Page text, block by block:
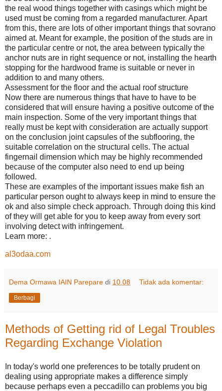
the real wood things together with casings which might be
used must be coming from a regarded manufacturer. Apart
from this, there are lots of other important things that sovrano
aimed at. Meant for example, the position of the studs are in
the particular centre or not, the area between typically the
anchor nuts are in right sequence or not, installing the hearth
stopping for the hardwood frame is suitable or never in
addition to and many others.
Assessment for the floor and the actual roof structure
Now there are numerous things that have to have to be
considered that will ensure having a positive outcome of the
main inspection. Some of the very important things that
really must be kept with consideration are actually support
on the conclusion joint capsules of the subflooring, the
suitable correlation on the structural cells. The actual
fingernail dimension which may be highly recommended
because of the computer also need to end up being
followed.
These are examples of the important issues make fish an
particular person ought to always keep in mind to ensure the
ok and also simple check approach. Through doing this kind
of they will get able for you to keep away from every sort
involving detect with infringement.
Learn more: .
al3odaa.com
Dema Ormawa IAIN Parepare di 10.08 Tidak ada komentar:
Berbagi
Methods of Getting rid of Legal Troubles
Regarding Exchange Violation
In today's world one preferences to be totally prudent on
dealing using appropriate makes a difference simply
because perhaps even a peccadillo can problems you big